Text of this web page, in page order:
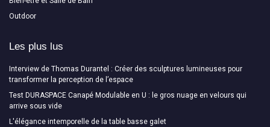
Outdoor
Les plus lus
Interview de Thomas Durantel : Créer des sculptures lumineuses pour
transformer la perception de l’espace
Test DURASPACE Canapé Modulable en U : le gros nuage en velours qui
arrive sous vide
L'élégance intemporelle de la table basse galet